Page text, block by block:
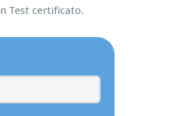
Test certificato.